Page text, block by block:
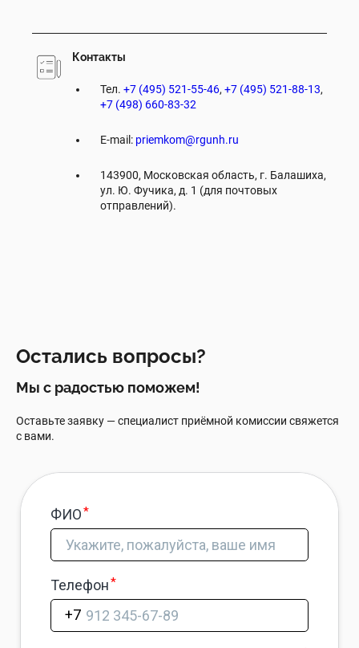
Контакты
Тел. +7 (495) 521-55-46, +7 (495) 521-88-13,
+7 (498) 660-83-32
E-mail: priemkom@rgunh.ru
143900, Московская область, г. Балашиха,
ул. Ю. Фучика, д. 1 (для почтовых
отправлений).
Остались вопросы?
Мы с радостью поможем!
Оставьте заявку — специалист приёмной комиссии свяжется
с вами.